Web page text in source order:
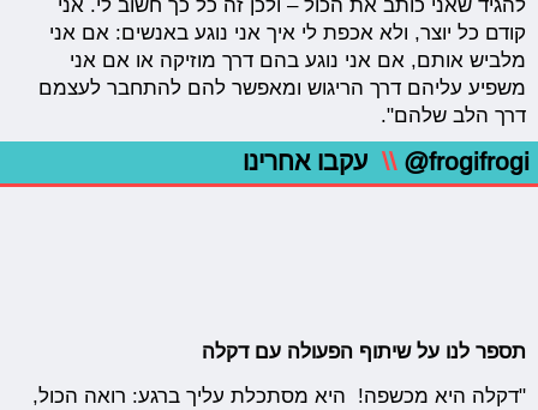
להגיד שאני כותב את הכול – ולכן זה כל כך חשוב לי. אני
קודם כל יוצר, ולא אכפת לי איך אני נוגע באנשים: אם אני
מלביש אותם, אם אני נוגע בהם דרך מוזיקה או אם אני
משפיע עליהם דרך הריגוש ומאפשר להם להתחבר לעצמם
דרך הלב שלהם".
@frogifrogi
\\ עקבו אחרינו
תספר לנו על שיתוף הפעולה עם דקלה
"דקלה היא מכשפה! היא מסתכלת עליך ברגע: רואה הכול,